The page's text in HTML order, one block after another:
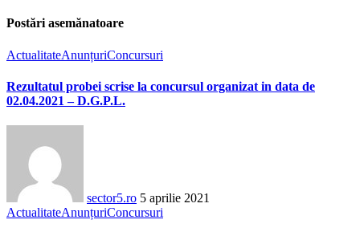
Postări asemănatoare
ActualitateAnunțuriConcursuri
Rezultatul probei scrise la concursul organizat in data de
02.04.2021 – D.G.P.L.
sector5.ro 5 aprilie 2021
ActualitateAnunțuriConcursuri